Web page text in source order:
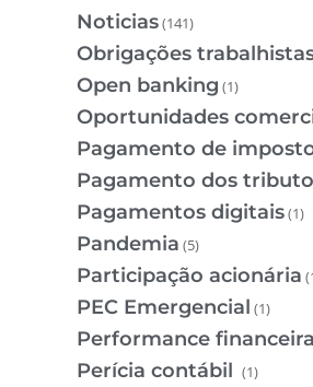
Noticias(141)
Obrigações
Open banking (1)
Oportunidades
Pagamento de
Pagamento dos
Pagamentos digitais(1)
Pandemia (5)
Participação acionária
PEC Emergencial (1)
Performance financeira
Perícia contábil (1)